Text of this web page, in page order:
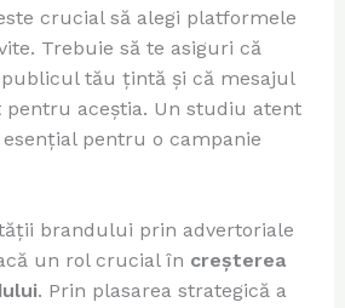
crucial să alegi platformele
Trebuie să te asiguri că
tău țintă și că mesajul
pentru aceștia. Un studiu atent
pentru o campanie
brandului prin advertoriale
un rol crucial în creșterea
. Prin plasarea strategică a